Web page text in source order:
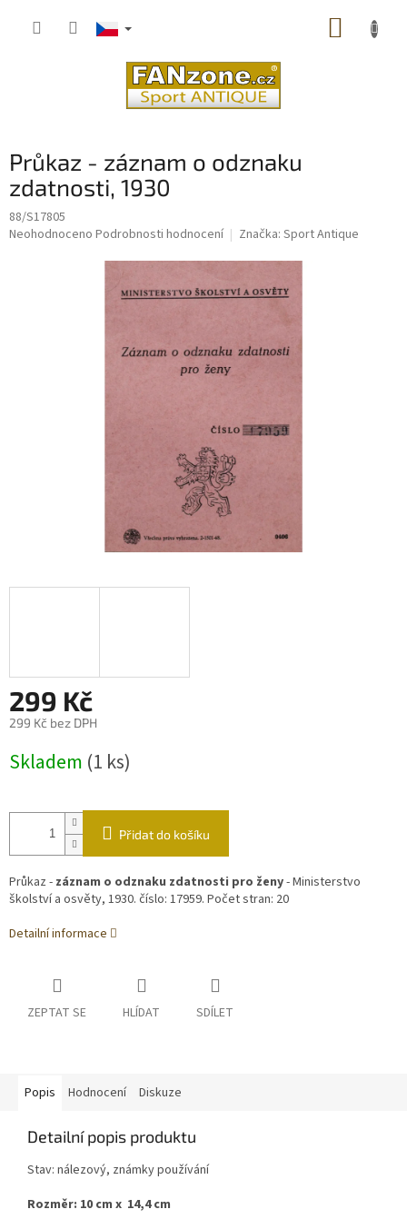
Průkaz - záznam o odznaku
zdatnosti, 1930
88/S17805
Průměrné
Neohodnoceno Podrobnosti hodnocení Značka: Sport Antique
299 Kč
299 Kč bez DPH
cena:
Skladem (1 ks)
Přidat do košíku
Průkaz - záznam o odznaku zdatnosti pro ženy- Ministerstvo
školství a osvěty, 1930. číslo: 17959. Počet stran: 20
Detailní informace
ZEPTAT SE HLÍDAT SDÍLET
Popis Hodnocení Diskuze
Detailní popis produktu
Stav: nálezový, známky používání
Rozměr: 10 cm x 14,4 cm